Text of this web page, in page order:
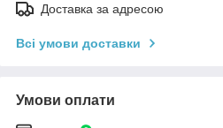
Доставка за адресою
Всі умови доставки
Умови оплати